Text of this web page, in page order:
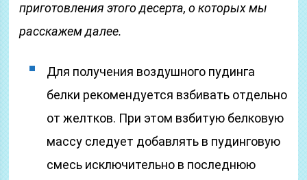
приготовления этого десерта, о которых мы
расскажем далее.
Для получения воздушного пудинга
белки рекомендуется взбивать отдельно
от желтков. При этом взбитую белковую
массу следует добавлять в пудинговую
смесь исключительно в последнюю